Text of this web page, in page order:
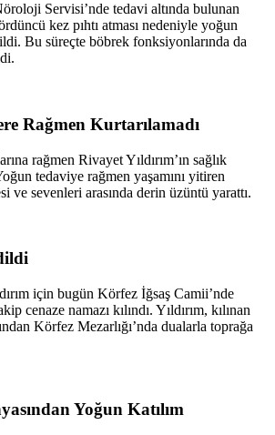
Servisi’nde tedavi altında bulunan
kez pıhtı atması nedeniyle yoğun
Bu süreçte böbrek fonksiyonlarında da
Rağmen Kurtarılamadı
rağmen Rivayet Yıldırım’ın sağlık
tedaviye rağmen yaşamını yitiren
ve sevenleri arasında derin üzüntü yarattı.
için bugün Körfez İğsaş Camii’nde
cenaze namazı kılındı. Yıldırım, kılınan
Körfez Mezarlığı’nda dualarla toprağa
Yoğun Katılım